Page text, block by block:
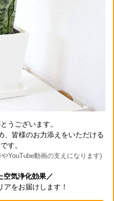
うございます。
、皆様のお力添えをいただける
す。
YouTube動画の支えになります)
空気浄化効果／
をお届けします！